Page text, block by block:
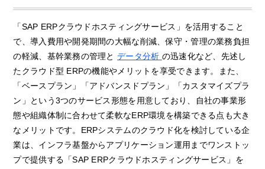
「SAP ERPクラウドホスティングサービス」を活用すること
で、導入費用や開発期間の大幅な削減、保守・管理の業務負担
の軽減、基幹業務の管理とデータ分析 の迅速化など、先述し
たクラウド型 ERPの機能やメリットを享受できます。また、
「ベースプラン」「アドバンスドプラン」「カスタマイズプラ
ン」という3つのサービス形態を用意しており、自社の事業形
態や組織体制に合わせて柔軟なERP環境を構築できる点も大き
なメリットです。ERPシステムのクラウド化を検討している企
業は、インフラ基盤からアプリケーション運用までワンストッ
プで提供する「SAP ERPクラウドホスティングサービス」を